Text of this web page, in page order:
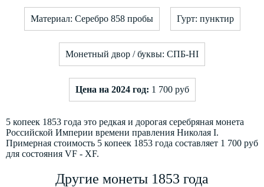
Материал: Серебро 858 пробы Гурт: пунктир
Монетный двор / буквы: СПБ-HI
Цена на 2024 год: 1 700 руб
5 копеек 1853 года это редкая и дорогая серебряная монета
Российской Империи времени правления Николая I.
Примерная стоимость 5 копеек 1853 года составляет 1 700 руб
для состояния VF - XF.
Другие монеты 1853 года